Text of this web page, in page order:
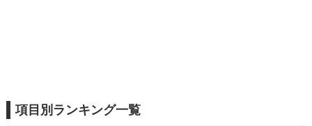
項目別ランキング一覧